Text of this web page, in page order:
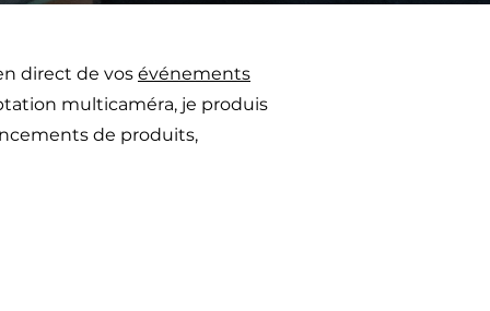
direct de vos événements
multicaméra, je produis
de produits,